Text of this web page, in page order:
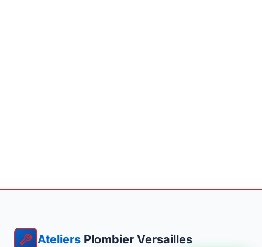
Ateliers Plombier Versailles